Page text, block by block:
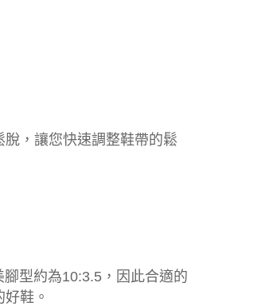
，讓您快速調整鞋帶的鬆
型約為10:3.5，因此合適的
鞋。